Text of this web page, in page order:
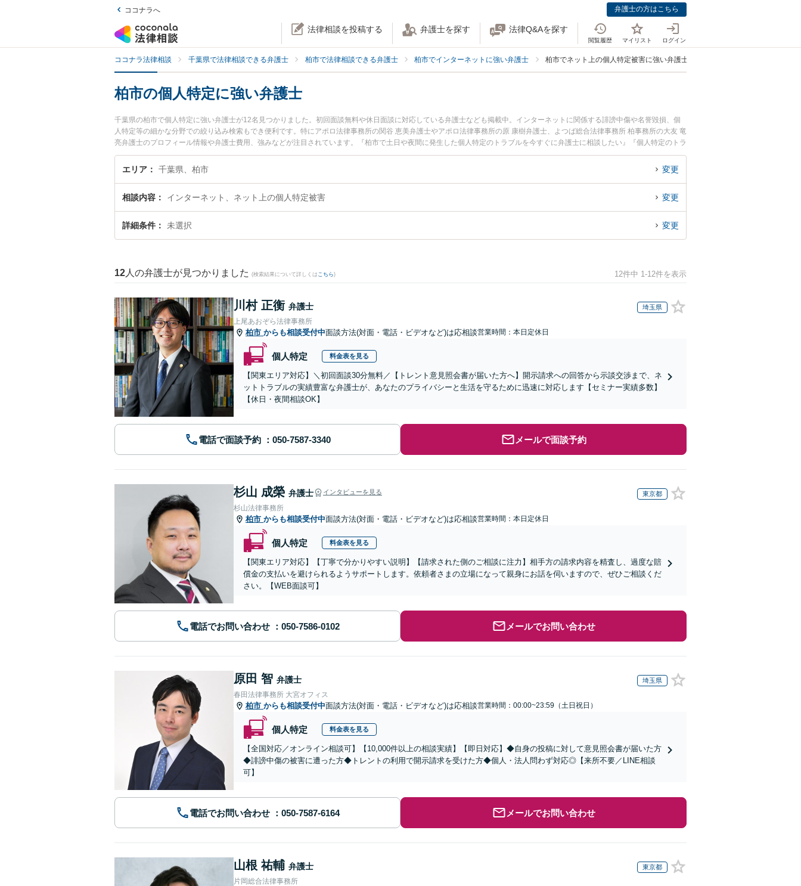
ココナラへ 弁護士の方はこちら
法律相談を投稿する 弁護士を探す 法律Q&Aを探す
閲覧履歴 マイリスト ログイン
ココナラ法律相談 千葉県で法律相談できる弁護士 柏市で法律相談できる弁護士 柏市でインターネットに強い弁護士 柏市でネット上の個人特定被害に強い弁護士
柏市の個人特定に強い弁護士
千葉県の柏市で個人特定に強い弁護士が12名見つかりました。初回面談無料や休日面談に対応している弁護士なども掲載中。インターネットに関係する誹謗中傷や名誉毀損、個
人特定等の細かな分野での絞り込み検索もでき便利です。特にアポロ法律事務所の関谷 恵美弁護士やアポロ法律事務所の原 康樹弁護士、よつば総合法律事務所 柏事務所の大友 竜
亮弁護士のプロフィール情報や弁護士費用、強みなどが注目されています。『柏市で土日や夜間に発生した個人特定のトラブルを今すぐに弁護士に相談したい』『個人特定のトラ
ブル解決の実績豊富な近くの弁護士を検索したい』『初回相談無料で個人特定を法律相談できる柏市内の弁護士に相談予約したい』などでお困りの相談者さんにおすすめです。
エリア 千葉県、柏市 変更
相談内容 インターネット、ネット上の個人特定被害 変更
詳細条件 未選択 変更
12 人の弁護士が見つかりました (検索結果について詳しくは こちら) 12件中 1-12件を表示
川村 正衡 弁護士 埼玉県
上尾あおぞら法律事務所
柏市 からも相談受付中面談方法(対面・電話・ビデオなど)は応相談営業時間：本日定休日
個人特定 料金表を見る
【関東エリア対応】＼初回面談30分無料／【トレント意見照会書が届いた方へ】開示請求への回答から示談交渉まで、ネ
ットトラブルの実績豊富な弁護士が、あなたのプライバシーと生活を守るために迅速に対応します【セミナー実績多数】
【休日・夜間相談OK】
電話で面談予約 メールで面談予約
杉山 成榮 弁護士 インタビューを見る 東京都
杉山法律事務所
柏市 からも相談受付中面談方法(対面・電話・ビデオなど)は応相談営業時間：本日定休日
個人特定 料金表を見る
【関東エリア対応】【丁寧で分かりやすい説明】【請求された側のご相談に注力】相手方の請求内容を精査し、過度な賠
償金の支払いを避けられるようサポートします。依頼者さまの立場になって親身にお話を伺いますので、ぜひご相談くだ
さい。【WEB面談可】
電話でお問い合わせ メールでお問い合わせ
原田 智 弁護士 埼玉県
春田法律事務所 大宮オフィス
柏市 からも相談受付中面談方法(対面・電話・ビデオなど)は応相談営業時間：00:00~23:59（土日祝日）
個人特定 料金表を見る
【全国対応／オンライン相談可】【10,000件以上の相談実績】【即日対応】◆自身の投稿に対して意見照会書が届いた方
◆誹謗中傷の被害に遭った方◆トレントの利用で開示請求を受けた方◆個人・法人問わず対応◎【来所不要／LINE相談
可】
電話でお問い合わせ メールでお問い合わせ
山根 祐輔 弁護士 東京都
片岡総合法律事務所